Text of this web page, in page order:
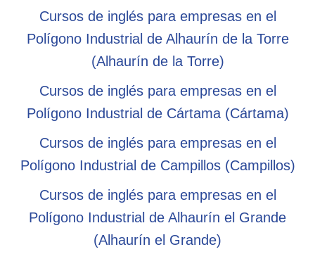
Cursos de inglés para empresas en el
Polígono Industrial de Alhaurín de la Torre
(Alhaurín de la Torre)
Cursos de inglés para empresas en el
Polígono Industrial de Cártama (Cártama)
Cursos de inglés para empresas en el
Polígono Industrial de Campillos (Campillos)
Cursos de inglés para empresas en el
Polígono Industrial de Alhaurín el Grande
(Alhaurín el Grande)